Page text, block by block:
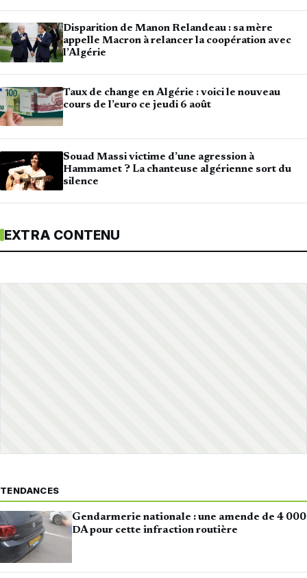
Disparition de Manon Relandeau : sa mère
appelle Macron à relancer la coopération avec
l’Algérie
Taux de change en Algérie : voici le nouveau
cours de l’euro ce jeudi 6 août
Souad Massi victime d’une agression à
Hammamet ? La chanteuse algérienne sort du
silence
EXTRA CONTENU
TENDANCES
Gendarmerie nationale : une amende de 4 000
DA pour cette infraction routière